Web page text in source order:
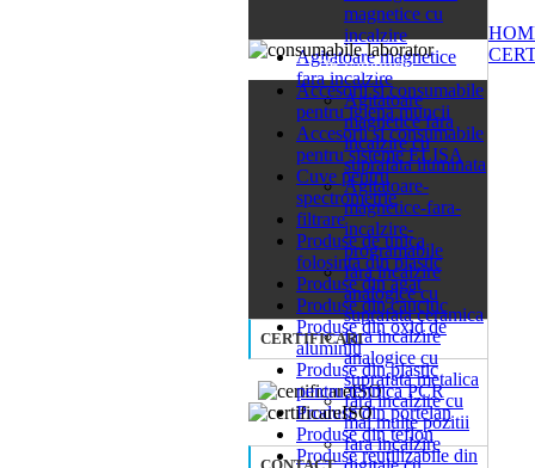
magnetice cu
incalzire
Agitatoare magnetice
fara incalzire
Agitatoare
magnetice fara
incalzire cu
suprafata iluminata
Agitatoare-
magnetice-fara-
incalzire-
programabile
fara incalzire
analogice cu
suprafata ceramica
fara incalzire
analogice cu
suprafata metalica
fara incalzire cu
mai multe pozitii
fara incalzire
26 categorii
Accesorii si consumabile
pentru igiena muncii
Accesorii si consumabile
pentru sisteme ELISA
Cuve pentru
spectrometrie
filtrare
Produse de unica
folosinta din plastic
Produse din agat
Produse din cauciuc
Produse din oxid de
aluminiu
Produse din plastic
pentru tehnica PCR
Produse din portelan
Produse din teflon
Produse reutilizabile din
CERTIFICARI